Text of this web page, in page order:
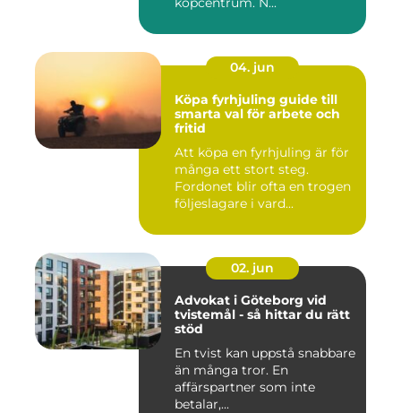
04. jun
Köpa fyrhjuling guide till
smarta val för arbete och
fritid
Att köpa en fyrhjuling är för
många ett stort steg.
Fordonet blir ofta en trogen
följeslagare i vard...
02. jun
Advokat i Göteborg vid
tvistemål - så hittar du rätt
stöd
En tvist kan uppstå snabbare
än många tror. En
affärspartner som inte
betalar,...